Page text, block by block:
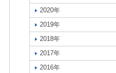
2020年
2019年
2018年
2017年
2016年